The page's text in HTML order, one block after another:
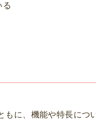
る
もに、機能や特長につ